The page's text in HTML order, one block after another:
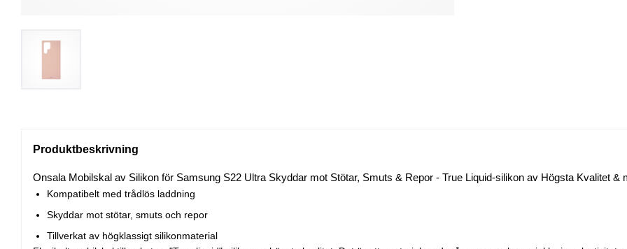
Produktbeskrivning
Onsala Mobilskal av Silikon för Samsung S22 Ultra Skyddar mot Stötar, Smuts & Repor - True Liquid-silikon av Högsta Kvalitet &
Kompatibelt med trådlös laddning
Skyddar mot stötar, smuts och repor
Tillverkat av högklassigt silikonmaterial